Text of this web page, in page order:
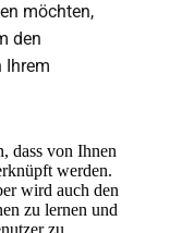
möchten,
den
Ihrem